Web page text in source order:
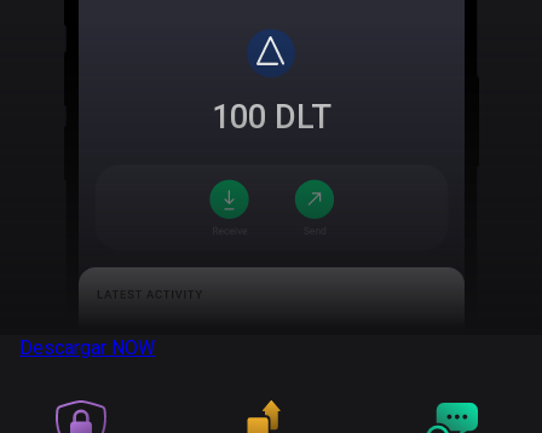
100 DLT
Descargar NOW